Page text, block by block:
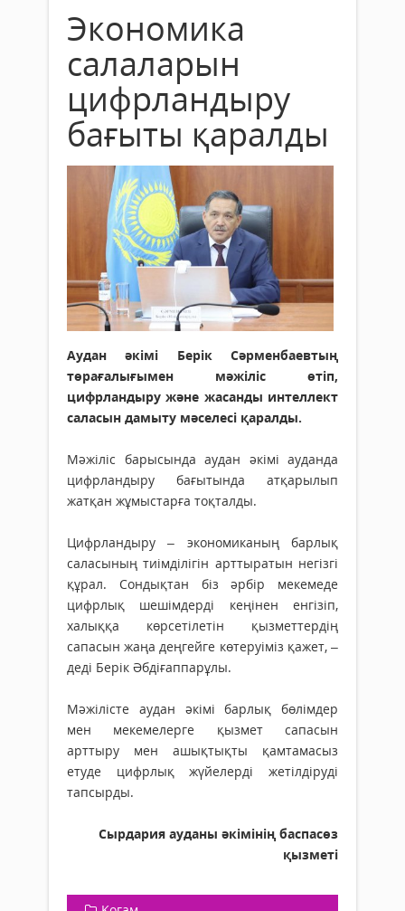
Экономика
салаларын
цифрландыру
бағыты қаралды
Аудан әкімі Берік Сәрменбаевтың
төрағалығымен мәжіліс өтіп,
цифрландыру және жасанды интеллект
саласын дамыту мәселесі қаралды.
Мәжіліс барысында аудан әкімі ауданда
цифрландыру бағытында атқарылып
жатқан жұмыстарға тоқталды.
Цифрландыру – экономиканың барлық
саласының тиімділігін арттыратын негізгі
құрал. Сондықтан біз әрбір мекемеде
цифрлық шешімдерді кеңінен енгізіп,
халыққа көрсетілетін қызметтердің
сапасын жаңа деңгейге көтеруіміз қажет, –
деді Берік Әбдіғаппарұлы.
Мәжілісте аудан әкімі барлық бөлімдер
мен мекемелерге қызмет сапасын
арттыру мен ашықтықты қамтамасыз
етуде цифрлық жүйелерді жетілдіруді
тапсырды.
Сырдария ауданы әкімінің баспасөз
қызметі